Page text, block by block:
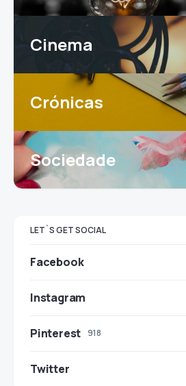
Cinema
Crónicas
Sociedade
LET`S GET SOCIAL
Facebook
Instagram
Pinterest 918
Twitter